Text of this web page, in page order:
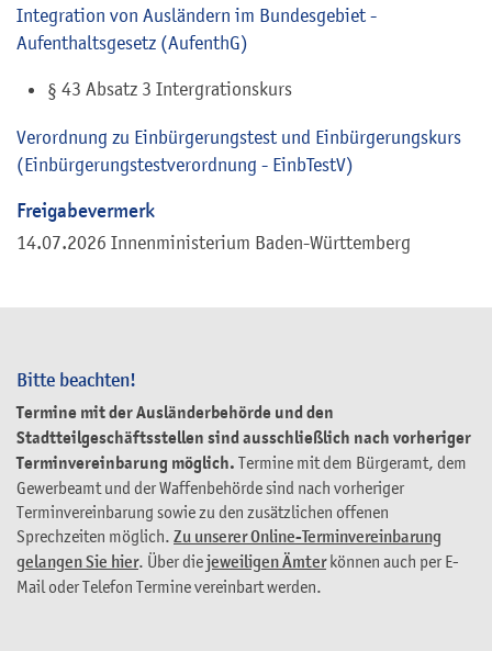
Bitte beachten!
Termine mit der Ausländerbehörde und den
Stadtteilgeschäftsstellen sind ausschließlich nach vorheriger
Terminvereinbarung möglich. Termine mit dem Bürgeramt, dem
Gewerbeamt und der Waffenbehörde sind nach vorheriger
Terminvereinbarung sowie zu den zusätzlichen offenen
Sprechzeiten möglich. Zu unserer Online-Terminvereinbarung
gelangen Sie hier. Über diejeweiligen Ämterkönnen auch per E-
Mail oder Telefon Termine vereinbart werden.
Integration von Ausländern im Bundesgebiet -
Aufenthaltsgesetz (AufenthG)
§ 43 Absatz 3 Intergrationskurs
Verordnung zu Einbürgerungstest und Einbürgerungskurs
(Einbürgerungstestverordnung - EinbTestV)
Freigabevermerk
14.07.2026 Innenministerium Baden-Württemberg